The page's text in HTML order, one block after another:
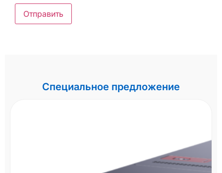
Специальное предложение